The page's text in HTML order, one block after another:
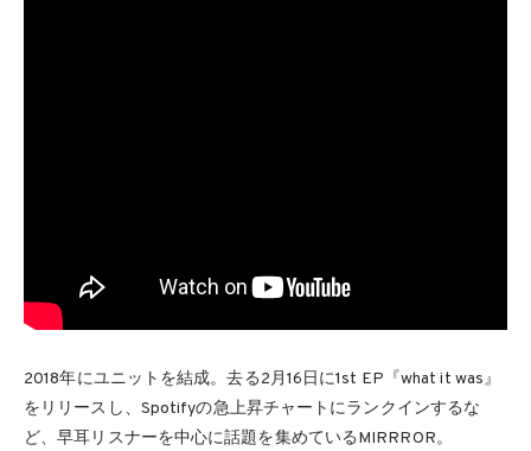
2018年にユニットを結成。去る2月16日に1st EP『what it was』
をリリースし、Spotifyの急上昇チャートにランクインするな
ど、早耳リスナーを中心に話題を集めているMIRRROR。